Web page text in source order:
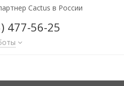
477-56-25